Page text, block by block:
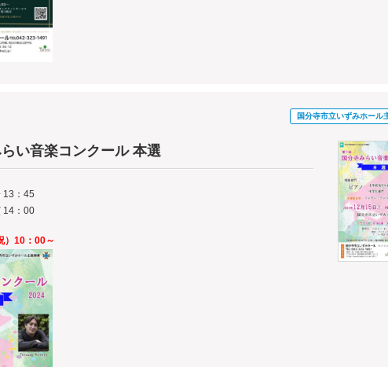
国分寺市立いずみホール
い音楽コンクール 本選
13：45
14：00
）10：00～